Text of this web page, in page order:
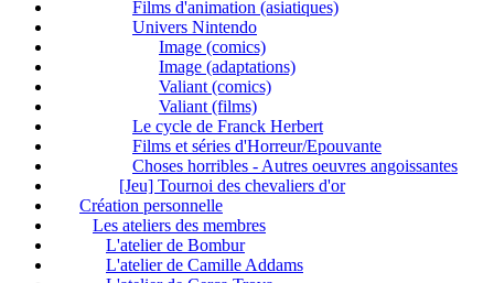
Films d'animation (asiatiques)
Univers Nintendo
Image (comics)
Image (adaptations)
Valiant (comics)
Valiant (films)
Le cycle de Franck Herbert
Films et séries d'Horreur/Epouvante
Choses horribles - Autres oeuvres angoissantes
[Jeu] Tournoi des chevaliers d'or
Création personnelle
Les ateliers des membres
L'atelier de Bombur
L'atelier de Camille Addams